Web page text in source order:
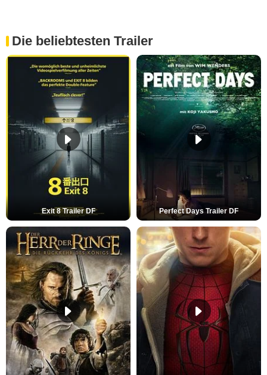
Die beliebtesten Trailer
Exit 8 Trailer DF Perfect Days Trailer DF